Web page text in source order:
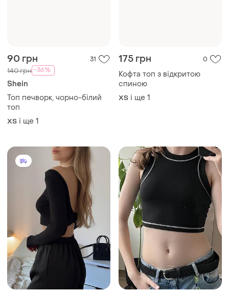
90 грн 31
140 грн -36%
Shein
Топ печворк, чорно-білий
топ
ХS і ще 1
175 грн 0
Кофта топ з відкритою
спиною
ХS і ще 1